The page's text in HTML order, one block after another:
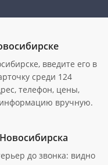
введите его в
среди 124
телефон, цены,
вручную.
до звонка: видно